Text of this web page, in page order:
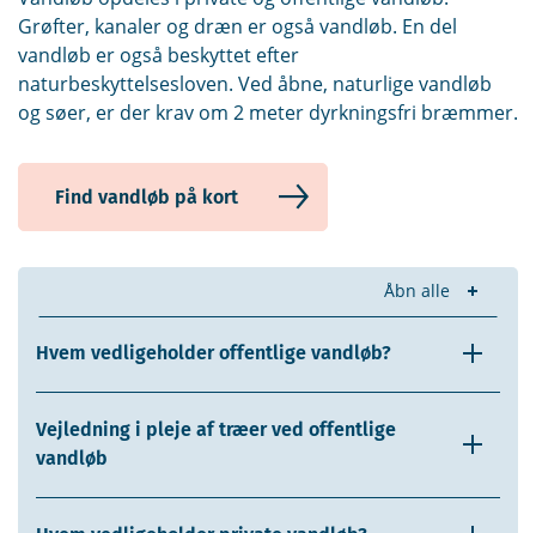
Grøfter, kanaler og dræn er også vandløb. En del
vandløb er også beskyttet efter
naturbeskyttelsesloven. Ved åbne, naturlige vandløb
og søer, er der krav om 2 meter dyrkningsfri bræmmer.
Find vandløb på kort
Åbn alle
Hvem vedligeholder offentlige vandløb?
Vejledning i pleje af træer ved offentlige
vandløb